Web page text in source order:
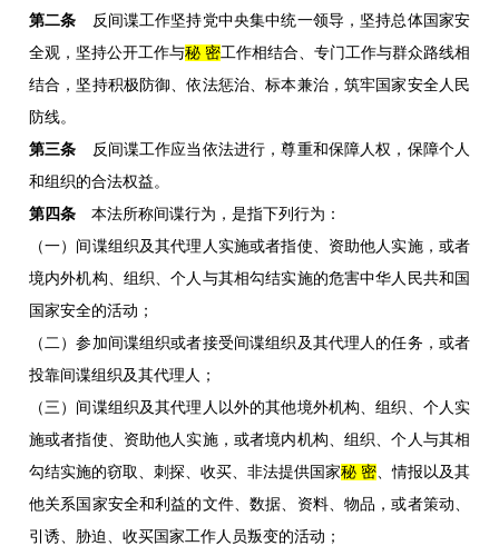
第二条 反间谍工作坚持党中央集中统一领导，坚持总体国家安
全观，坚持公开工作与秘 密工作相结合、专门工作与群众路线相
结合，坚持积极防御、依法惩治、标本兼治，筑牢国家安全人民
防线。
第三条 反间谍工作应当依法进行，尊重和保障人权，保障个人
和组织的合法权益。
第四条 本法所称间谍行为，是指下列行为：
（一）间谍组织及其代理人实施或者指使、资助他人实施，或者
境内外机构、组织、个人与其相勾结实施的危害中华人民共和国
国家安全的活动；
（二）参加间谍组织或者接受间谍组织及其代理人的任务，或者
投靠间谍组织及其代理人；
（三）间谍组织及其代理人以外的其他境外机构、组织、个人实
施或者指使、资助他人实施，或者境内机构、组织、个人与其相
勾结实施的窃取、刺探、收买、非法提供国家秘 密、情报以及其
他关系国家安全和利益的文件、数据、资料、物品，或者策动、
引诱、胁迫、收买国家工作人员叛变的活动；